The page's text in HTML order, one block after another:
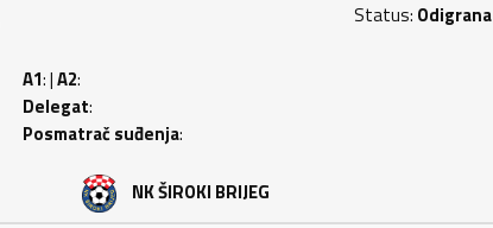
Status: Odigrana
A1: |A2:
Delegat:
Posmatrač suđenja:
NK ŠIROKI BRIJEG